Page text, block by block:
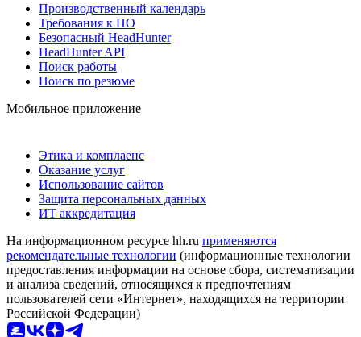
Производственный календарь
Требования к ПО
Безопасный HeadHunter
HeadHunter API
Поиск работы
Поиск по резюме
Мобильное приложение
Этика и комплаенс
Оказание услуг
Использование сайтов
Защита персональных данных
ИТ аккредитация
На информационном ресурсе hh.ru применяются
рекомендательные технологии (информационные технологии
предоставления информации на основе сбора, систематизации
и анализа сведений, относящихся к предпочтениям
пользователей сети «Интернет», находящихся на территории
Российской Федерации)